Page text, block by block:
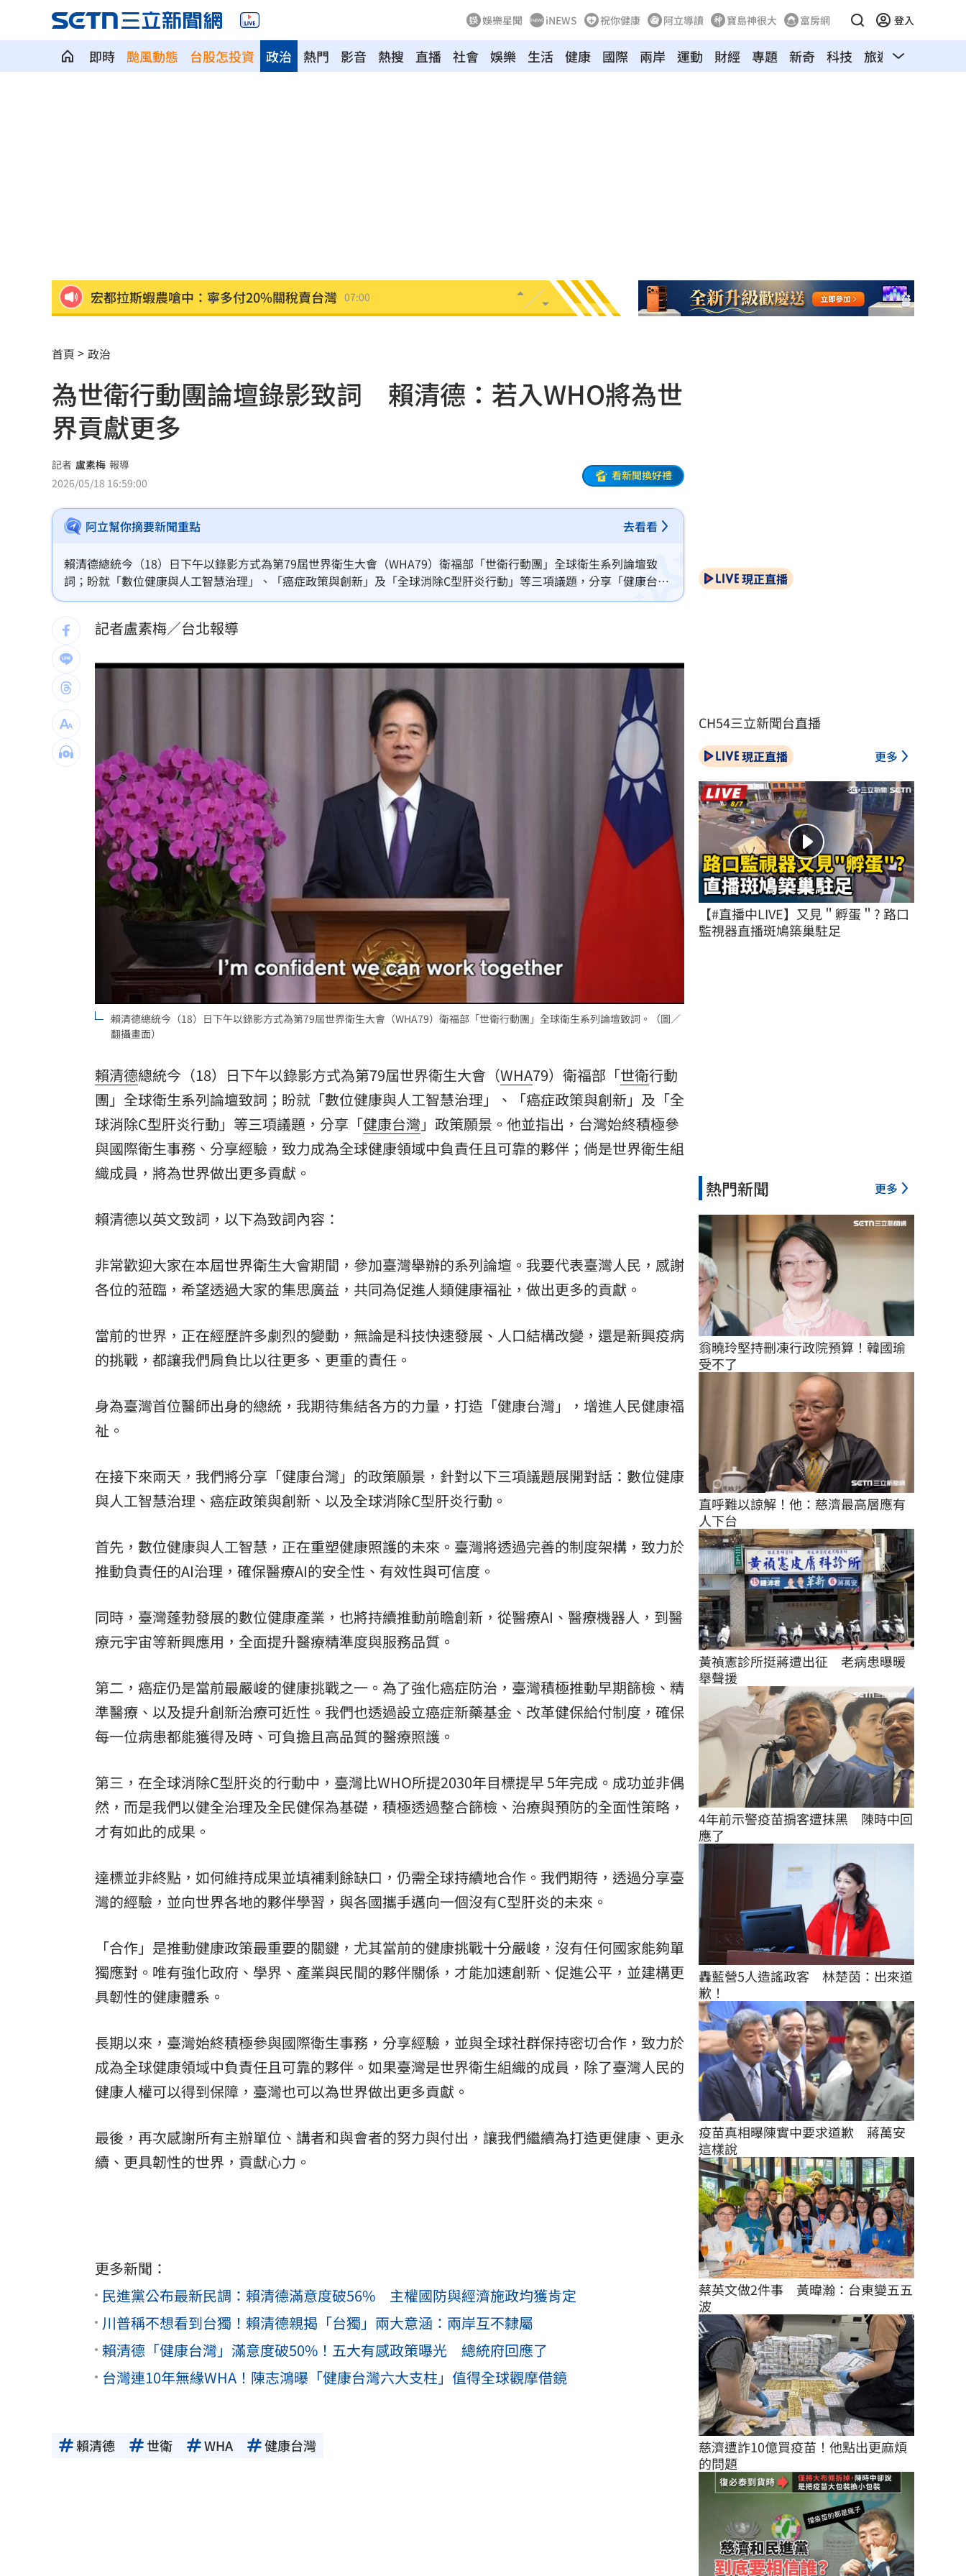
娛樂星聞 iNEWS 祝你健康 阿立導讀 寶島神很大 富房網 登入
即時 颱風動態 台股怎投資 熱門 影音 熱搜 直播
政治 社會 娛樂 生活 健康 國際 兩岸 運動 財經 專題 新奇 科技 旅遊 汽車
宏都拉斯蝦農嗆中：寧多付20%關稅賣台灣 07:00
白海豚劇烈降雨來了 8縣市大雨特報開炸
特斯拉撞12車！目擊者：賓士擋下救好多人 06:37
姜厚任女友「3碩1博」爆造假！本人發聲了
慈濟遭詐10億 AIT突發文打擊詐騙網笑翻
新北爆警匪追逐…轟4槍射3輪！破窗逮毒駕
強彈千點！「18檔」收復失土台股ETF
7月急跌觸底 高含積這幾檔受益人激增！ 05:45
慈濟遭詐10億 國民黨不認錯反嗆⋯網炸鍋
就業意外爆冷！那指漲342點 標普500新高 05:23
05:13
解散統促黨？他曝翁曉玲一招：恐白忙一場
台灣彩券開獎直播中 20:31
LIVE三立+24小時直播 15:27
三立iNEWS新聞台線上直播 18:00
商場戰國來臨 台中「頂奢大道」逐漸成形
台彩父親節推新刮刮樂千萬頭獎超「爸」氣 12:00
「拍片人的多重宇宙」職涯論壇9/12登場！ 10:30
8國球員齊聚高雄 Formosa 7s掀足球熱潮 10:00
理想混蛋號召粉絲跨海追星吃美食！ 18:15
首頁 政治
為世衛行動團論壇錄影致詞 賴清德：若入WHO將為世
界貢獻更多
記者 盧素梅 報導
2026/05/18 16:59:00
看新聞換好禮
阿立幫你摘要新聞重點 去看看
賴清德總統今（18）日下午以錄影方式為第79屆世界衛生大會（WHA79）衛福部「世衛行動團」全球衛生系列論壇致
詞；盼就「數位健康與人工智慧治理」、「癌症政策與創新」及「全球消除C型肝炎行動」等三項議題，分享「健康台
灣」政策願景。他並指出，台灣始終積極參與國際衛生事務、分享經驗，致力成為全球健康領域中負責任且可靠的夥
伴；倘是世界衛生組織成員，將為世界做出更多貢獻。
記者盧素梅／台北報導
賴清德總統今（18）日下午以錄影方式為第79屆世界衛生大會（WHA79）衛福部「世衛行動團」全球衛生系列論壇致詞。（圖／
翻攝畫面）
賴清德總統今（18）日下午以錄影方式為第79屆世界衛生大會（WHA79）衛福部「世衛行動
團」全球衛生系列論壇致詞；盼就「數位健康與人工智慧治理」、「癌症政策與創新」及「全
球消除C型肝炎行動」等三項議題，分享「健康台灣 」政策願景。他並指出，台灣始終積極參
與國際衛生事務、分享經驗，致力成為全球健康領域中負責任且可靠的夥伴；倘是世界衛生組
織成員，將為世界做出更多貢獻。
賴清德以英文致詞，以下為致詞內容：
非常歡迎大家在本屆世界衛生大會期間，參加臺灣舉辦的系列論壇。我要代表臺灣人民，感謝
各位的蒞臨，希望透過大家的集思廣益，共同為促進人類健康福祉，做出更多的貢獻。
當前的世界，正在經歷許多劇烈的變動，無論是科技快速發展、人口結構改變，還是新興疫病
的挑戰，都讓我們肩負比以往更多、更重的責任。
身為臺灣首位醫師出身的總統，我期待集結各方的力量，打造「健康台灣」，增進人民健康福
祉。
在接下來兩天，我們將分享「健康台灣」的政策願景，針對以下三項議題展開對話：數位健康
與人工智慧治理、癌症政策與創新、以及全球消除C型肝炎行動。
首先，數位健康與人工智慧，正在重塑健康照護的未來。臺灣將透過完善的制度架構，致力於
推動負責任的AI治理，確保醫療AI的安全性、有效性與可信度。
同時，臺灣蓬勃發展的數位健康產業，也將持續推動前瞻創新，從醫療AI、醫療機器人，到醫
療元宇宙等新興應用，全面提升醫療精準度與服務品質。
第二，癌症仍是當前最嚴峻的健康挑戰之一。為了強化癌症防治，臺灣積極推動早期篩檢、精
準醫療、以及提升創新治療可近性。我們也透過設立癌症新藥基金、改革健保給付制度，確保
每一位病患都能獲得及時、可負擔且高品質的醫療照護。
第三，在全球消除C型肝炎的行動中，臺灣比WHO所提2030年目標提早 5年完成。成功並非偶
然，而是我們以健全治理及全民健保為基礎，積極透過整合篩檢、治療與預防的全面性策略，
才有如此的成果。
達標並非終點，如何維持成果並填補剩餘缺口，仍需全球持續地合作。我們期待，透過分享臺
灣的經驗，並向世界各地的夥伴學習，與各國攜手邁向一個沒有C型肝炎的未來。
「合作」是推動健康政策最重要的關鍵，尤其當前的健康挑戰十分嚴峻，沒有任何國家能夠單
獨應對。唯有強化政府、學界、產業與民間的夥伴關係，才能加速創新、促進公平，並建構更
具韌性的健康體系。
長期以來，臺灣始終積極參與國際衛生事務，分享經驗，並與全球社群保持密切合作，致力於
成為全球健康領域中負責任且可靠的夥伴。如果臺灣是世界衛生組織的成員，除了臺灣人民的
健康人權可以得到保障，臺灣也可以為世界做出更多貢獻。
最後，再次感謝所有主辦單位、講者和與會者的努力與付出，讓我們繼續為打造更健康、更永
續、更具韌性的世界，貢獻心力。
更多新聞：
民進黨公布最新民調：賴清德滿意度破56% 主權國防與經濟施政均獲肯定
川普稱不想看到台獨！賴清德親揭「台獨」兩大意涵：兩岸互不隸屬
賴清德「健康台灣」滿意度破50%！五大有感政策曝光 總統府回應了
台灣連10年無緣WHA！陳志鴻曝「健康台灣六大支柱」值得全球觀摩借鏡
賴清德 世衛 WHA 健康台灣
現正直播
CH54三立新聞台直播
現正直播 更多
【#直播中LIVE】又見＂孵蛋＂? 路口
監視器直播斑鳩築巢駐足
熱門新聞 更多
翁曉玲堅持刪凍行政院預算！韓國瑜
受不了
直呼難以諒解！他：慈濟最高層應有
人下台
黃禎憲診所挺蔣遭出征　老病患曝暖
舉聲援
4年前示警疫苗掮客遭抹黑　陳時中回
應了
轟藍營5人造謠政客　林楚茵：出來道
歉！
疫苗真相曝陳實中要求道歉　蔣萬安
這樣說
蔡英文做2件事　黃暐瀚：台東變五五
波
慈濟遭詐10億買疫苗！他點出更麻煩
的問題